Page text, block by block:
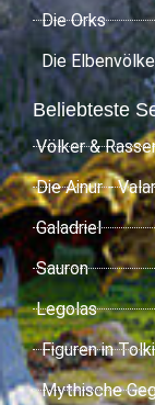
Die Orks
Die
Beliebteste
Völker &
Die Ainur -
Galadriel
Sauron
Legolas
Figuren in
Mythische